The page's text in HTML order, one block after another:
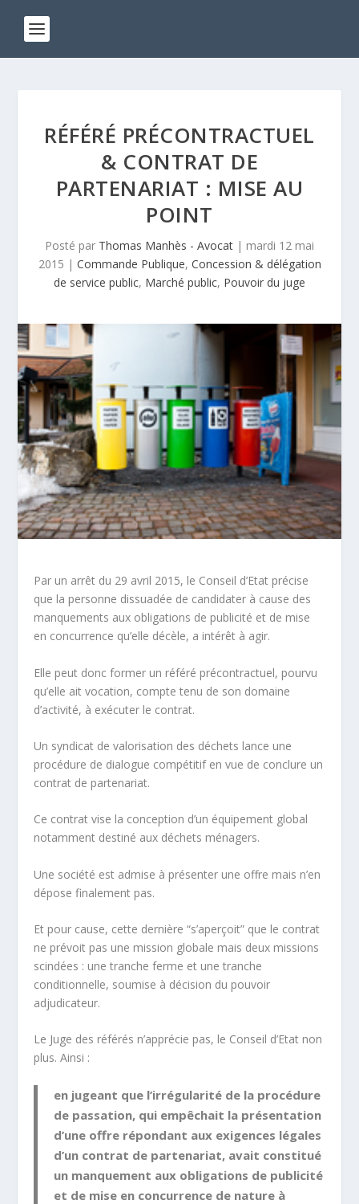
RÉFÉRÉ PRÉCONTRACTUEL
& CONTRAT DE
PARTENARIAT : MISE AU
POINT
Posté par Thomas Manhès - Avocat | mardi 12 mai
2015 | Commande Publique, Concession & délégation
de service public, Marché public, Pouvoir du juge
Par un arrêt du 29 avril 2015, le Conseil d’Etat précise
que la personne dissuadée de candidater à cause des
manquements aux obligations de publicité et de mise
en concurrence qu’elle décèle, a intérêt à agir.
Elle peut donc former un référé précontractuel, pourvu
qu’elle ait vocation, compte tenu de son domaine
d’activité, à exécuter le contrat.
Un syndicat de valorisation des déchets lance une
procédure de dialogue compétitif en vue de conclure un
contrat de partenariat.
Ce contrat vise la conception d’un équipement global
notamment destiné aux déchets ménagers.
Une société est admise à présenter une offre mais n’en
dépose finalement pas.
Et pour cause, cette dernière “s’aperçoit” que le contrat
ne prévoit pas une mission globale mais deux missions
scindées : une tranche ferme et une tranche
conditionnelle, soumise à décision du pouvoir
adjudicateur.
Le Juge des référés n’apprécie pas, le Conseil d’Etat non
plus. Ainsi :
en jugeant que l’irrégularité de la procédure
de passation, qui empêchait la présentation
d’une offre répondant aux exigences légales
d’un contrat de partenariat, avait constitué
un manquement aux obligations de publicité
et de mise en concurrence de nature à